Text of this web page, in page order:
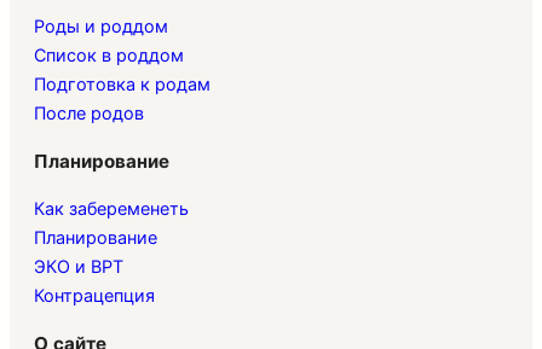
Роды и роддом
Список в роддом
Подготовка к родам
После родов
Планирование
Как забеременеть
Планирование
ЭКО и ВРТ
Контрацепция
О сайте